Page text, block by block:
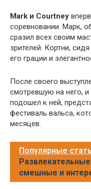
Mark и Courtney
соревновании. Марк,
сразил всех своим
зрителей. Кортни,
его грации и
После своего
смотревшую на него, и
подошел к ней,
фестиваль вальса,
месяцев.
Популярные
смешные и